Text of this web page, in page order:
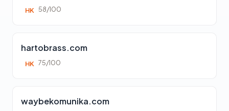
HK 58/100
hartobrass.com
HK 75/100
waybekomunika.com